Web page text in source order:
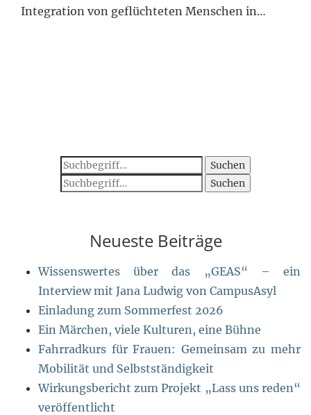
Integration von geflüchteten Menschen in…
Suchen
Suchen
Neueste Beiträge
Wissenswertes über das „GEAS“ – ein
Interview mit Jana Ludwig von CampusAsyl
Einladung zum Sommerfest 2026
Ein Märchen, viele Kulturen, eine Bühne
Fahrradkurs für Frauen: Gemeinsam zu mehr
Mobilität und Selbstständigkeit
Wirkungsbericht zum Projekt „Lass uns reden“
veröffentlicht